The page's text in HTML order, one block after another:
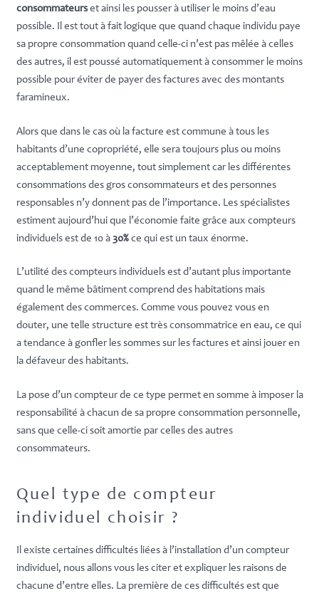
consommateurset ainsi les pousser à utiliser le moins d’eau
possible. Il est tout à fait logique que quand chaque individu paye
sa propre consommation quand celle-ci n’est pas mêlée à celles
des autres, il est poussé automatiquement à consommer le moins
possible pour éviter de payer des factures avec des montants
faramineux.
Alors que dans le cas où la facture est commune à tous les
habitants d’une copropriété, elle sera toujours plus ou moins
acceptablement moyenne, tout simplement car les différentes
consommations des gros consommateurs et des personnes
responsables n’y donnent pas de l’importance. Les spécialistes
estiment aujourd’hui que l’économie faite grâce aux compteurs
individuels est de 10 à 30% ce qui est un taux énorme.
L’utilité des compteurs individuels est d’autant plus importante
quand le même bâtiment comprend des habitations mais
également des commerces. Comme vous pouvez vous en
douter, une telle structure est très consommatrice en eau, ce qui
a tendance à gonfler les sommes sur les factures et ainsi jouer en
la défaveur des habitants.
La pose d’un compteur de ce type permet en somme à imposer la
responsabilité à chacun de sa propre consommation personnelle,
sans que celle-ci soit amortie par celles des autres
consommateurs.
Quel type de compteur
individuel choisir ?
Il existe certaines difficultés liées à l’installation d’un compteur
individuel, nous allons vous les citer et expliquer les raisons de
chacune d’entre elles. La première de ces difficultés est que